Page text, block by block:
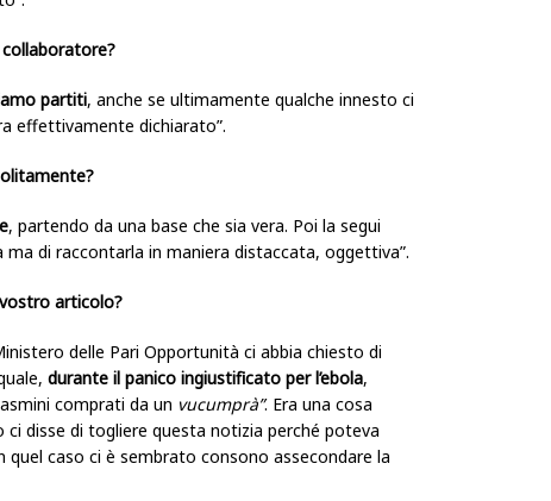
partiti, anche se ultimamente qualche innesto ci
effettivamente dichiarato”.
, partendo da una base che sia vera. Poi la segui
di raccontarla in maniera distaccata, oggettiva”.
articolo?
delle Pari Opportunità ci abbia chiesto di
durante il panico ingiustificato per l’ebola,
comprati da un vucumprà”. Era una cosa
ci disse di togliere questa notizia perché poteva
quel caso ci è sembrato consono assecondare la